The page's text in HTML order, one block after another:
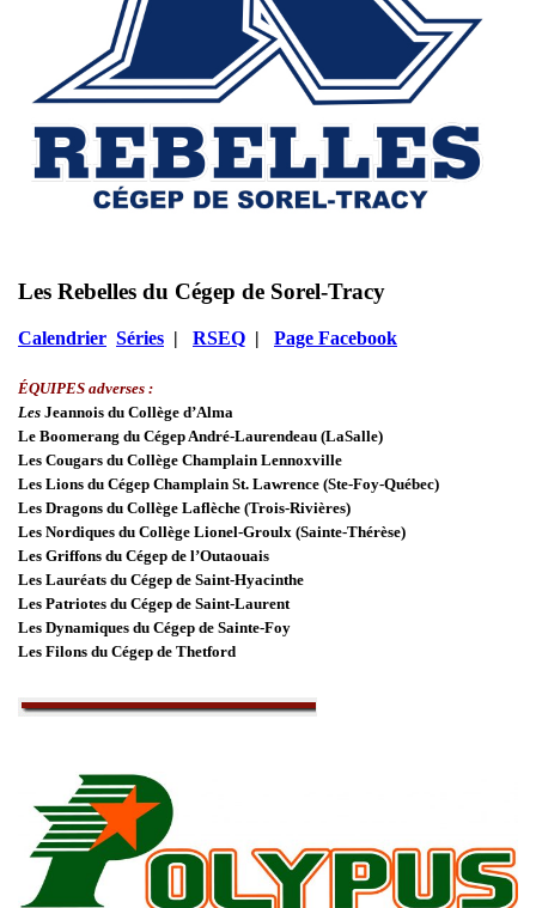
Les Rebelles du Cégep de Sorel-Tracy
Calendrier Séries | RSEQ | Page Facebook
ÉQUIPES adverses :
Les Jeannois du Collège d’Alma
Le Boomerang du Cégep André-Laurendeau (LaSalle)
Les Cougars du Collège Champlain Lennoxville
Les Lions du Cégep Champlain St. Lawrence (Ste-Foy-Québec)
Les Dragons du Collège Laflèche (Trois-Rivières)
Les Nordiques du Collège Lionel-Groulx (Sainte-Thérèse)
Les Griffons du Cégep de l’Outaouais
Les Lauréats du Cégep de Saint-Hyacinthe
Les Patriotes du Cégep de Saint-Laurent
Les Dynamiques du Cégep de Sainte-Foy
Les Filons du Cégep de Thetford